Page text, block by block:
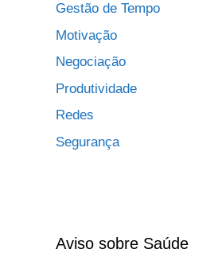
Gestão de Tempo
Motivação
Negociação
Produtividade
Redes
Segurança
Aviso sobre Saúde